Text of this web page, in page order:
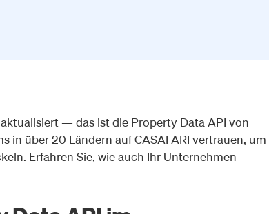
— das ist die Property Data API von
in über 20 Ländern auf CASAFARI vertrauen, um
Erfahren Sie, wie auch Ihr Unternehmen